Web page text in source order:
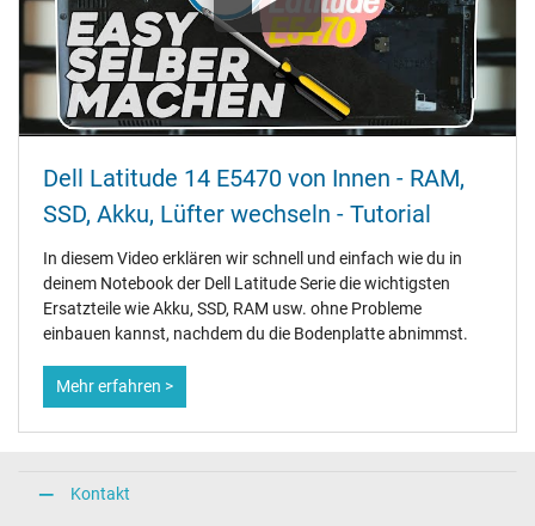
Dell Latitude 14 E5470 von Innen - RAM,
SSD, Akku, Lüfter wechseln - Tutorial
In diesem Video erklären wir schnell und einfach wie du in
deinem Notebook der Dell Latitude Serie die wichtigsten
Ersatzteile wie Akku, SSD, RAM usw. ohne Probleme
einbauen kannst, nachdem du die Bodenplatte abnimmst.
Mehr erfahren >
Kontakt